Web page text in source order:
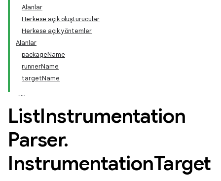
Alanlar
Herkese açık oluşturucular
Herkese açık yöntemler
Alanlar
packageName
runnerName
targetName
ListInstrumentation
Parser.
InstrumentationTarget